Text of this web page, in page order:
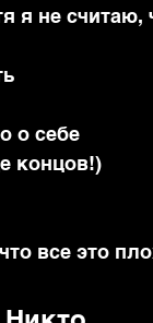
я не
о себе
концов!)
все это